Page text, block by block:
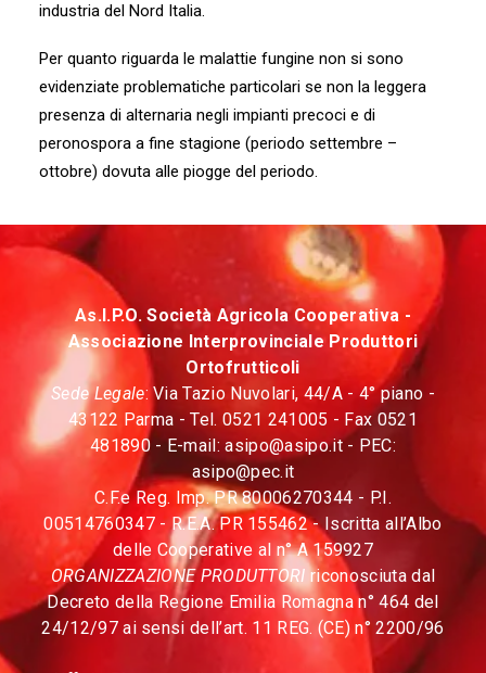
industria del Nord Italia.
Per quanto riguarda le malattie fungine non si sono
evidenziate problematiche particolari se non la leggera
presenza di alternaria negli impianti precoci e di
peronospora a fine stagione (periodo settembre –
ottobre) dovuta alle piogge del periodo.
As.I.P.O. Società Agricola Cooperativa -
Associazione Interprovinciale Produttori
Ortofrutticoli
Sede Legale: Via Tazio Nuvolari, 44/A - 4° piano -
43122 Parma - Tel. 0521 241005 - Fax 0521
481890 - E-mail:asipo@asipo.it- PEC:
asipo@pec.it
C.F.e Reg. Imp. PR 80006270344 - P.I.
00514760347 - R.E.A. PR 155462 - Iscritta all’Albo
delle Cooperative al n° A 159927
ORGANIZZAZIONE PRODUTTORI riconosciuta dal
Decreto della Regione Emilia Romagna n° 464 del
24/12/97 ai sensi dell’art. 11 REG. (CE) n° 2200/96